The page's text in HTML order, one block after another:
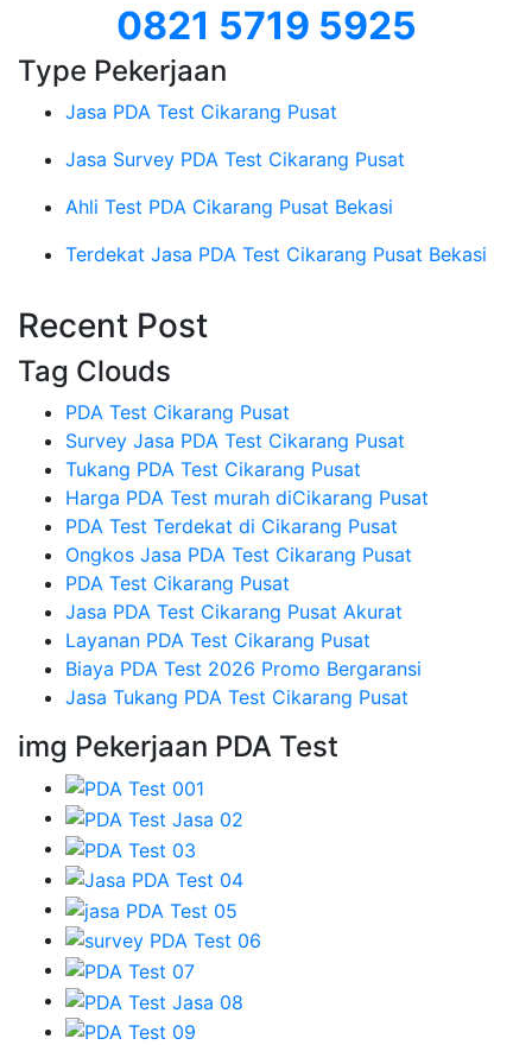
0821 5719 5925
Type Pekerjaan
Jasa PDA Test Cikarang Pusat
Jasa Survey PDA Test Cikarang Pusat
Ahli Test PDA Cikarang Pusat Bekasi
Terdekat Jasa PDA Test Cikarang Pusat Bekasi
Recent Post
Tag Clouds
PDA Test Cikarang Pusat
Survey Jasa PDA Test Cikarang Pusat
Tukang PDA Test Cikarang Pusat
Harga PDA Test murah diCikarang Pusat
PDA Test Terdekat di Cikarang Pusat
Ongkos Jasa PDA Test Cikarang Pusat
PDA Test Cikarang Pusat
Jasa PDA Test Cikarang Pusat Akurat
Layanan PDA Test Cikarang Pusat
Biaya PDA Test 2026 Promo Bergaransi
Jasa Tukang PDA Test Cikarang Pusat
img Pekerjaan PDA Test